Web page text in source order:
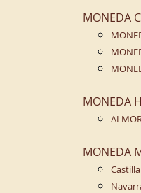
MONEDA
MONEDA
MONEDA